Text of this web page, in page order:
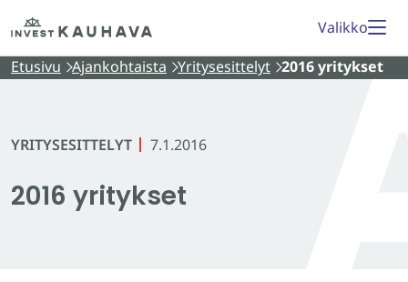
Siirry
Etusivu
Valikko
Etusivu Ajankohtaista Yritysesittelyt 2016 yritykset
YRITYSESITTELYT 7.1.2016
2016 yritykset